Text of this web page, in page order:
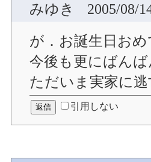
みゆき
2005/08/
が．お誕生日お
今後も更にばん
ただいま実家に
引用しない